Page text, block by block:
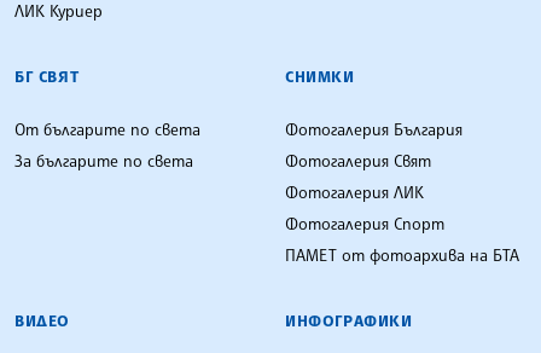
ЛИК Куриер
БГ СВЯТ
От българите по света
За българите по света
СНИМКИ
Фотогалерия България
Фотогалерия Свят
Фотогалерия ЛИК
Фотогалерия Спорт
ПАМЕТ от фотоархива на БТА
ВИДЕО ИНФОГРАФИКИ